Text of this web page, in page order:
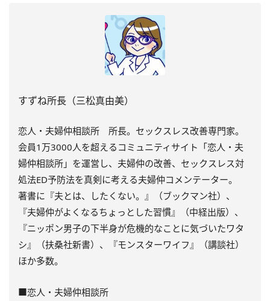
すずね所長（三松真由美）
恋人・夫婦仲相談所 所長。セックスレス改善専門家。
会員1万3000人を超えるコミュニティサイト「恋人・夫
婦仲相談所」を運営し、夫婦仲の改善、セックスレス対
処法ED予防法を真剣に考える夫婦仲コメンテーター。
著書に 『夫とは、したくない。』（ブックマン社）、
『夫婦仲がよくなるちょっとした習慣』（中経出版）、
『ニッポン男子の下半身が危機的なことに気づいたワタ
シ』（扶桑社新書）、『モンスターワイフ』（講談社）
ほか多数。
■恋人・夫婦仲相談所